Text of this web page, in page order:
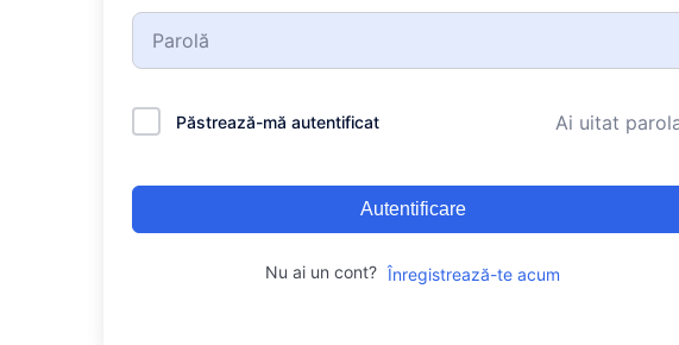
Păstrează-mă autentificat Ai uitat
Autentificare
Nu ai un cont? Înregistrează-te acum